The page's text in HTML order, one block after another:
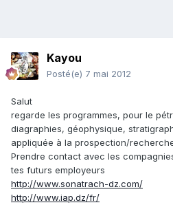
Kayou
Posté(e) 7 mai 2012
Salut
regarde les programmes, pour le
diagraphies, géophysique,
appliquée à la prospection/
Prendre contact avec les
tes futurs employeurs
http://www.sonatrach-dz.com/
http://www.iap.dz/fr/